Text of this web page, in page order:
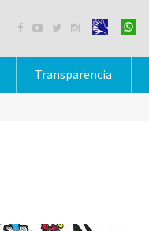
   
Transparencia